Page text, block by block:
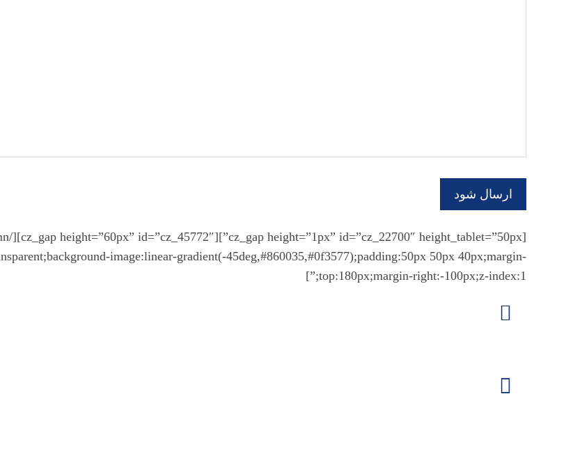
image:linear-gradient(-45deg,#860035,#0f3577);padding:50px 50px 40px;margin-
top:180px;margin-right:-100px;z-index:1;”]